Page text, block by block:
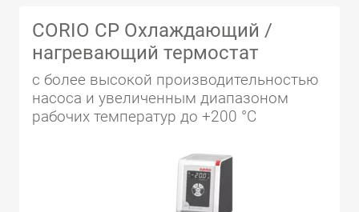
CORIO CP Охлаждающий /
нагревающий термостат
с более высокой производительностью
насоса и увеличенным диапазоном
рабочих температур до +200 °C